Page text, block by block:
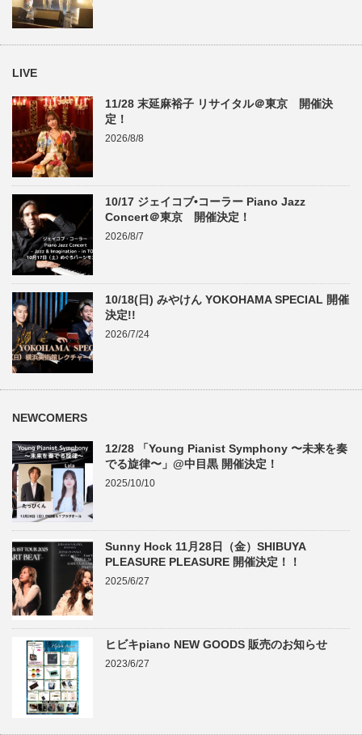
LIVE
11/28 末延麻裕子 リサイタル＠東京 開催決
定！
2026/8/8
10/17 ジェイコブ•コーラー Piano Jazz
Concert＠東京 開催決定！
2026/8/7
10/18(日) みやけん YOKOHAMA SPECIAL 開催
決定!!
2026/7/24
NEWCOMERS
12/28 「Young Pianist Symphony 〜未来を奏
でる旋律〜」@中目黒 開催決定！
2025/10/10
Sunny Hock 11月28日（金）SHIBUYA
PLEASURE PLEASURE 開催決定！！
2025/6/27
ヒビキpiano NEW GOODS 販売のお知らせ
2023/6/27